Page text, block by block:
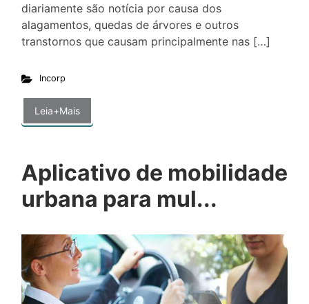
diariamente são notícia por causa dos
alagamentos, quedas de árvores e outros
transtornos que causam principalmente nas […]
Incorp
Leia+Mais
Aplicativo de mobilidade
urbana para mul...